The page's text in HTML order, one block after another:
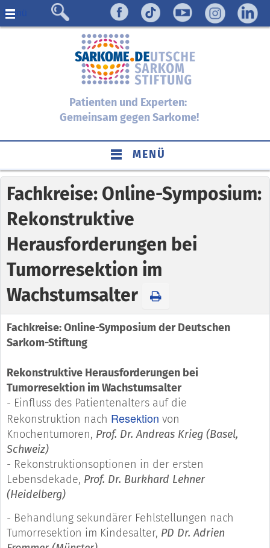
Menü
Patienten und Experten:
Gemeinsam gegen Sarkome!
MENÜ
Fachkreise: Online-Symposium:
Rekonstruktive
Herausforderungen bei
Tumorresektion im
Wachstumsalter
Fachkreise: Online-Symposium der Deutschen
Sarkom-Stiftung
Rekonstruktive Herausforderungen bei
Tumorresektion im Wachstumsalter
- Einfluss des Patientenalters auf die
Rekonstruktion nach Resektion von
Knochentumoren, Prof. Dr. Andreas Krieg (Basel,
Schweiz)
- Rekonstruktionsoptionen in der ersten
Lebensdekade, Prof. Dr. Burkhard Lehner
(Heidelberg)
- Behandlung sekundärer Fehlstellungen nach
Tumorresektion im Kindesalter, PD Dr. Adrien